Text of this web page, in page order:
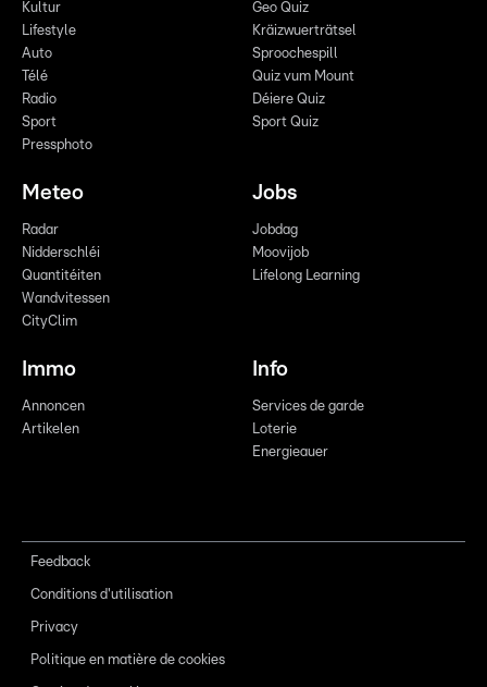
Kultur
Lifestyle
Auto
Télé
Radio
Sport
Pressphoto
Geo Quiz
Kräizwuerträtsel
Sproochespill
Quiz vum Mount
Déiere Quiz
Sport Quiz
Meteo
Radar
Nidderschléi
Quantitéiten
Wandvitessen
CityClim
Jobs
Jobdag
Moovijob
Lifelong Learning
Immo
Annoncen
Artikelen
Info
Services de garde
Loterie
Energieauer
Feedback
Conditions d'utilisation
Privacy
Politique en matière de cookies